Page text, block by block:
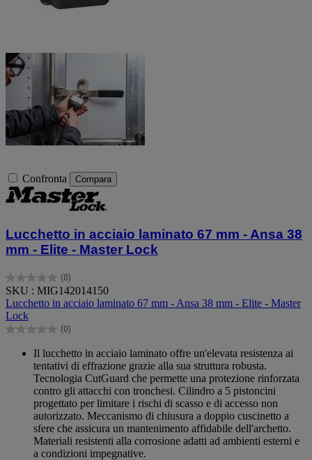
Confronta Compara
Lucchetto in acciaio laminato 67 mm - Ansa 38
mm - Elite - Master Lock
(0)
0.0
su
5
stelle.
SKU : MIG142014150
Lucchetto in acciaio laminato 67 mm - Ansa 38 mm - Elite - Master
Lock
(0)
0.0
Il lucchetto in acciaio laminato offre un'elevata resistenza ai
tentativi di effrazione grazie alla sua struttura robusta.
Tecnologia CutGuard che permette una protezione rinforzata
contro gli attacchi con tronchesi. Cilindro a 5 pistoncini
progettato per limitare i rischi di scasso e di accesso non
autorizzato. Meccanismo di chiusura a doppio cuscinetto a
sfere che assicura un mantenimento affidabile dell'archetto.
Materiali resistenti alla corrosione adatti ad ambienti esterni e
a condizioni impegnative.